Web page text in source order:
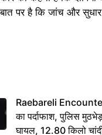
पर है कि जांच और
Raebareli
का पर्दाफाश, पुलिस
घायल, 12.80 किलो